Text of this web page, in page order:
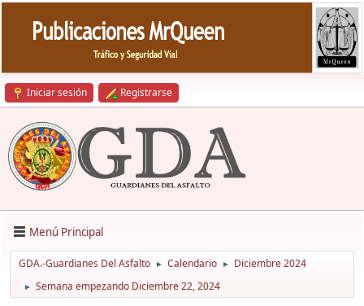
Iniciar sesión Registrarse
Menú Principal
GDA.-Guardianes Del Asfalto ► Calendario ► Diciembre 2024
► Semana empezando Diciembre 22, 2024